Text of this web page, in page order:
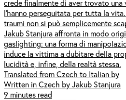
crede finalmente di aver trovato
l’hanno perseguitata per tutta la
traumi non si può semplicemente
Jakub Stanjura affronta in modo
gaslighting: una forma di
induce la vittima a dubitare della
lucidità e, infine, della realtà stessa.
Translated from Czech to Italian by
Written in Czech by Jakub Stanjura
9 minutes read